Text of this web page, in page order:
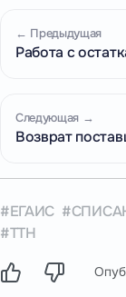
← Предыдущая
Работа с
Следующая →
Возврат
ЕГАИС
ТТН